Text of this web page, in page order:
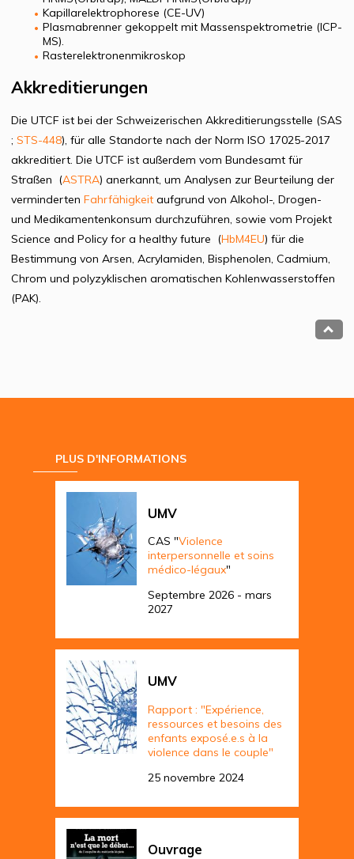
Kapillarelektrophorese (CE-UV)
Plasmabrenner gekoppelt mit Massenspektrometrie (ICP-
MS).
Rasterelektronenmikroskop
Akkreditierungen
Die UTCF ist bei der Schweizerischen Akkreditierungsstelle (SAS
; STS-448), für alle Standorte nach der Norm ISO 17025-2017
akkreditiert. Die UTCF ist außerdem vom Bundesamt für
Straßen (ASTRA) anerkannt, um Analysen zur Beurteilung der
verminderten Fahrfähigkeit aufgrund von Alkohol-, Drogen-
und Medikamentenkonsum durchzuführen, sowie vom Projekt
Science and Policy for a healthy future (HbM4EU) für die
Bestimmung von Arsen, Acrylamiden, Bisphenolen, Cadmium,
Chrom und polyzyklischen aromatischen Kohlenwasserstoffen
(PAK).
PLUS D'INFORMATIONS
UMV
CAS "Violence
interpersonnelle et soins
médico-légaux"
Septembre 2026 - mars
2027
UMV
Rapport : "Expérience,
ressources et besoins des
enfants exposé.e.s à la
violence dans le couple"
25 novembre 2024
Ouvrage